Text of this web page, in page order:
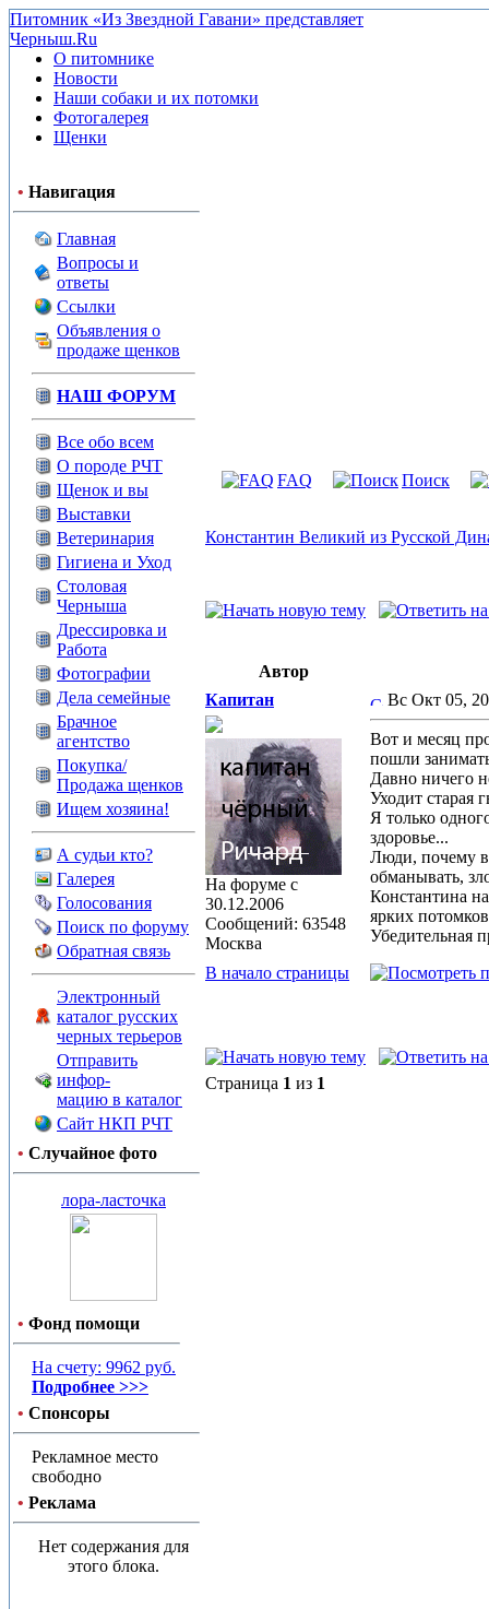
Питомник «Из Звездной Гавани» представляет
Черныш.Ru
О питомнике
Новости
Наши собаки и их потомки
Фотогалерея
Щенки
• Навигация
Главная
Вопросы и
ответы
Ссылки
Объявления о
продаже щенков
НАШ ФОРУМ
Все обо всем
О породе РЧТ
Щенок и вы
Выставки
Ветеринария
Гигиена и Уход
Столовая
Черныша
Дрессировка и
Работа
Фотографии
Дела семейные
Брачное
агентство
Покупка/
Продажа щенков
Ищем хозяина!
А судьи кто?
Галерея
Голосования
Поиск по форуму
Обратная связь
Электронный
каталог русских
черных терьеров
Отправить
инфор-
мацию в каталог
Сайт НКП РЧТ
• Случайное фото
лора-ласточка
• Фонд помощи
На счету: 9962 руб.
Подробнее >>>
• Спонсоры
Рекламное место
свободно
• Реклама
Нет содержания для
этого блока.
FAQ Поиск
Константин Великий из Русской
Автор
Капитан
На форуме с
30.12.2006
Сообщений: 63548
Москва
Вс Окт 05,
Вот и месяц
пошли
Давно ничего
Уходит старая
Я только
здоровье...
Люди, почему
обманывать,
Константина
ярких
Убедительная
В начало страницы
Страница 1 из 1